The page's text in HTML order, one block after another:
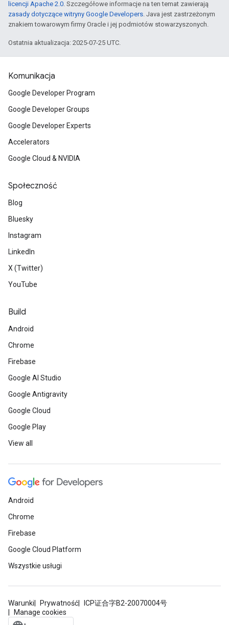
licencji Apache 2.0. Szczegółowe informacje na ten temat zawierają
zasady dotyczące witryny Google Developers. Java jest zastrzeżonym
znakiem towarowym firmy Oracle i jej podmiotów stowarzyszonych.
Ostatnia aktualizacja: 2025-07-25 UTC.
Komunikacja
Google Developer Program
Google Developer Groups
Google Developer Experts
Accelerators
Google Cloud & NVIDIA
Społeczność
Blog
Bluesky
Instagram
LinkedIn
X (Twitter)
YouTube
Build
Android
Chrome
Firebase
Google AI Studio
Google Antigravity
Google Cloud
Google Play
View all
Android
Chrome
Firebase
Google Cloud Platform
Wszystkie usługi
Warunki Prywatność
ICP证合字B2-20070004号
Manage cookies